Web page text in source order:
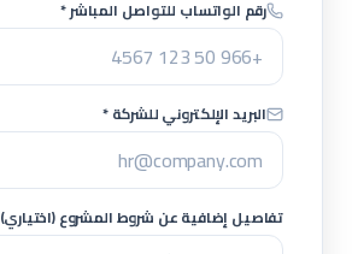
رقم الواتساب للتواصل المباشر *
البريد الإلكتروني للشركة *
تفاصيل إضافية عن شروط المشروع (اختياري)